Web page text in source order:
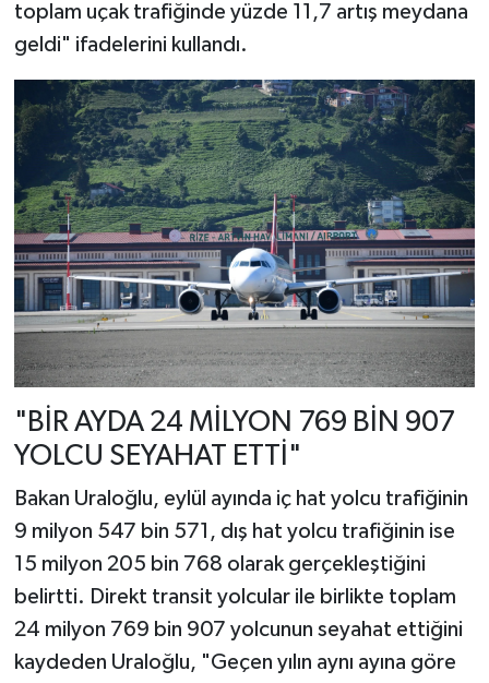
toplam uçak trafiğinde yüzde 11,7 artış meydana
geldi" ifadelerini kullandı.
"BİR AYDA 24 MİLYON 769 BİN 907
YOLCU SEYAHAT ETTİ"
Bakan Uraloğlu, eylül ayında iç hat yolcu trafiğinin
9 milyon 547 bin 571, dış hat yolcu trafiğinin ise
15 milyon 205 bin 768 olarak gerçekleştiğini
belirtti. Direkt transit yolcular ile birlikte toplam
24 milyon 769 bin 907 yolcunun seyahat ettiğini
kaydeden Uraloğlu, "Geçen yılın aynı ayına göre